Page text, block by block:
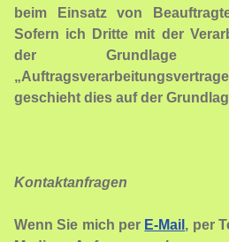
beim Einsatz von
Sofern ich Dritte mit der
der
geschieht dies auf der
Kontaktanfragen
Wenn Sie mich per E-Mail , per